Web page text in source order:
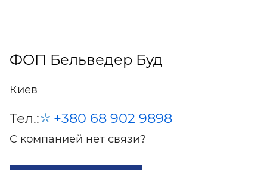
ФОП Бельведер Буд
Киев
Тел.: +380 68 902 9898
С компанией нет связи?